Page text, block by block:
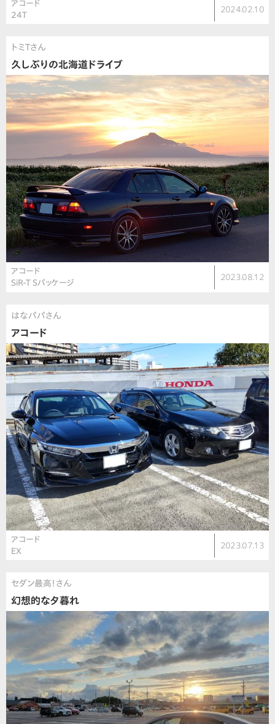
アコード
24T
2024.02.10
トミTさん
久しぶりの北海道ドライブ
アコード
SiR-T Sパッケージ
2023.08.12
はなパパさん
アコード
アコード
EX
2023.07.13
セダン最高！さん
幻想的な夕暮れ